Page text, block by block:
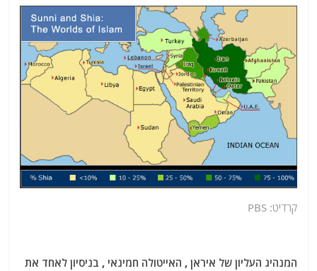
קרדיט: PBS
המנהיג העליון של איראן , האייטולה חמינאי , בניסיון לאחד את